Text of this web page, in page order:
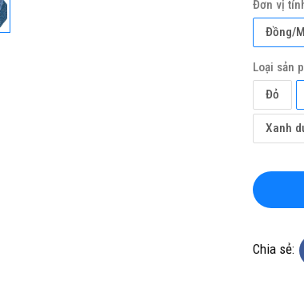
TỔNG KHO CHUYÊN THẢM
VINYL KHÁNG KHUẨN TẠI HÀ
Đơn vị
Đồng/
Loại sản
Đỏ
Xanh
Chia sẻ: